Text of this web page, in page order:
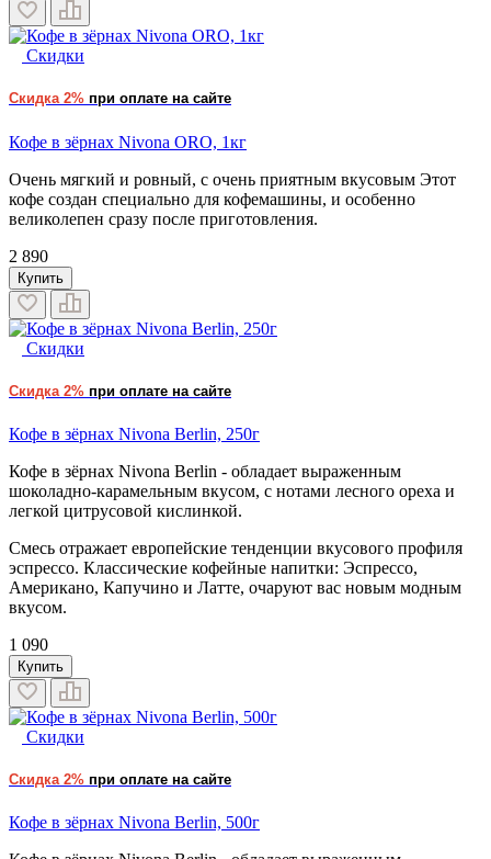
Скидки
Скидка 2% при оплате на сайте
Кофе в зёрнах Nivona ORO, 1кг
Очень мягкий и ровный, с очень приятным вкусовым Этот
кофе создан специально для кофемашины, и особенно
великолепен сразу после приготовления.
2 890
Купить
Скидки
Скидка 2% при оплате на сайте
Кофе в зёрнах Nivona Berlin, 250г
Кофе в зёрнах Nivona Berlin - обладает выраженным
шоколадно-карамельным вкусом, с нотами лесного ореха и
легкой цитрусовой кислинкой.
Смесь отражает европейские тенденции вкусового профиля
эспрессо. Классические кофейные напитки: Эспрессо,
Американо, Капучино и Латте, очаруют вас новым модным
вкусом.
1 090
Купить
Скидки
Скидка 2% при оплате на сайте
Кофе в зёрнах Nivona Berlin, 500г